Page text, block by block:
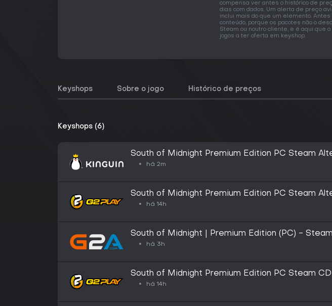
compensa ver antes o histórico de
dias com dados. Um alerta de preço
inclui mais do que um elemento.
conteúdo, porque os pacotes não o
Steam ou noutro cliente, e é aqui que
jogos a ter oferta em keyshop.
Keyshops Sobre o jogo Histórico de preços
Keyshops (6)
South of Midnight Premium Edition PC Steam
há 2m
South of Midnight Premium Edition PC Steam
há 14h
South of Midnight | Premium Edition (PC) -
GLOBAL
há 3h
South of Midnight Premium Edition PC Steam
há 14h